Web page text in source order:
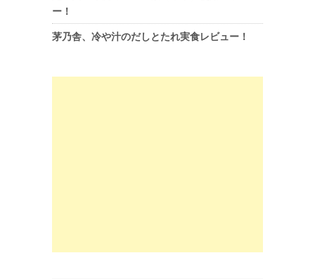
ー！
茅乃舎、冷や汁のだしとたれ実食レビュー！